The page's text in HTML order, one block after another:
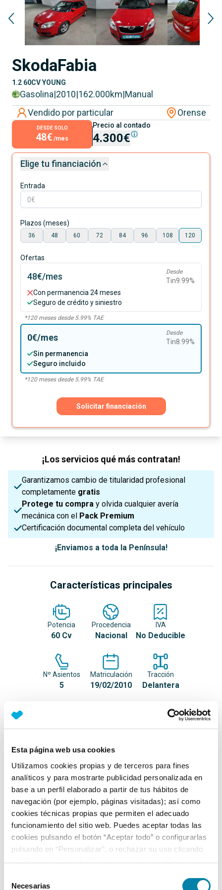
Esta página web usa cookies
Utilizamos cookies propias y de terceros para fines
analíticos y para mostrarte publicidad personalizada en
base a un perfil elaborado a partir de tus hábitos de
navegación (por ejemplo, páginas visitadas); así como
cookies técnicas propias que permiten el adecuado
funcionamiento del sitio web. Puedes aceptar todas las
cookies pulsando el botón “Aceptar todo” o configurarlas
pulsando en “Personalizar”, o rechazar su uso clicando
en “Rechazar todas”. Más información en laPolítica de
Necesarias
SkodaFabia
1.2 60CV YOUNG
Gasolina|2010|162.000km|Manual
Vendido por particular
Orense
DESDE SOLO
48€ /mes
Precio al contado
4.300€
Elige tu financiación
Entrada
Plazos (meses)
36 48 60 72 84 96 108 120
Ofertas
48€/mes Desde
Tin9.99%
Con permanencia 24 meses
Seguro de crédito y siniestro
*120meses desde 5.99% TAE
0€/mes Desde
Tin8.99%
Sin permanencia
Seguro incluido
*120meses desde 5.99% TAE
Solicitar financiación
¡Los servicios qué más contratan!
Garantizamos cambio de titularidad profesional
completamente gratis
Protege tu compra y olvida cualquier avería
mecánica con el Pack Premium
Certificación documental completa del vehículo
¡Enviamos a toda la Península!
Características principales
Potencia
60 Cv
Procedencia
Nacional
IVA
No Deducible
Nº Asientos
5
Matriculación
19/02/2010
Tracción
Delantera
Detalles destacados
Volante ajustable en altura
Volante ajustable en profundidad
Retrovisores exteriores en color de carrocería
+ Ver todos
Ficha técnica